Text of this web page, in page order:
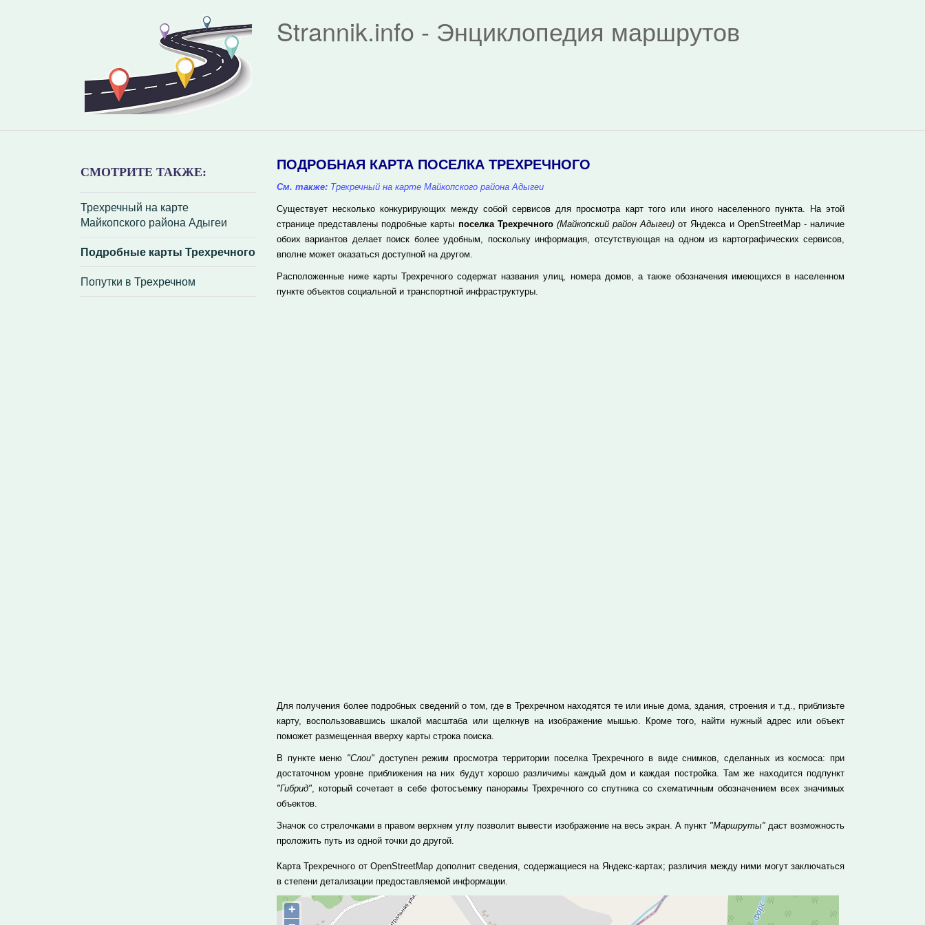
Strannik.info - Энциклопедия маршрутов
СМОТРИТЕ ТАКЖЕ:
Трехречный на карте
Майкопского района Адыгеи
Подробные карты Трехречного
Попутки в Трехречном
ПОДРОБНАЯ КАРТА ПОСЕЛКА ТРЕХРЕЧНОГО
См. также: Трехречный на карте Майкопского района Адыгеи
Существует несколько конкурирующих между собой сервисов для просмотра карт того или иного населенного пункта. На этой
странице представлены подробные карты поселка Трехречного(Майкопский район Адыгеи) от Яндекса и OpenStreetMap - наличие
обоих вариантов делает поиск более удобным, поскольку информация, отсутствующая на одном из картографических сервисов,
вполне может оказаться доступной на другом.
Расположенные ниже карты Трехречного содержат названия улиц, номера домов, а также обозначения имеющихся в населенном
пункте объектов социальной и транспортной инфраструктуры.
Для получения более подробных сведений о том, где в Трехречном находятся те или иные дома, здания, строения и т.д., приблизьте
карту, воспользовавшись шкалой масштаба или щелкнув на изображение мышью. Кроме того, найти нужный адрес или объект
поможет размещенная вверху карты строка поиска.
В пункте меню "Слои" доступен режим просмотра территории поселка Трехречного в виде снимков, сделанных из космоса: при
достаточном уровне приближения на них будут хорошо различимы каждый дом и каждая постройка. Там же находится подпункт
"Гибрид", который сочетает в себе фотосъемку панорамы Трехречного со спутника со схематичным обозначением всех значимых
объектов.
Значок со стрелочками в правом верхнем углу позволит вывести изображение на весь экран. А пункт "Маршруты"даст возможность
проложить путь из одной точки до другой.
Карта Трехречного от OpenStreetMap дополнит сведения, содержащиеся на Яндекс-картах; различия между ними могут заключаться
в степени детализации предоставляемой информации.
+